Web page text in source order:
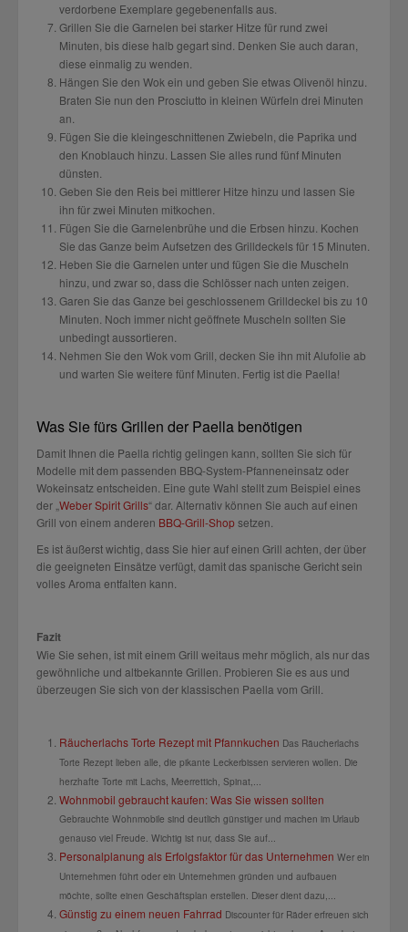
verdorbene Exemplare gegebenenfalls aus.
Grillen Sie die Garnelen bei starker Hitze für rund zwei
Minuten, bis diese halb gegart sind. Denken Sie auch daran,
diese einmalig zu wenden.
Hängen Sie den Wok ein und geben Sie etwas Olivenöl hinzu.
Braten Sie nun den Prosciutto in kleinen Würfeln drei Minuten
an.
Fügen Sie die kleingeschnittenen Zwiebeln, die Paprika und
den Knoblauch hinzu. Lassen Sie alles rund fünf Minuten
dünsten.
Geben Sie den Reis bei mittlerer Hitze hinzu und lassen Sie
ihn für zwei Minuten mitkochen.
Fügen Sie die Garnelenbrühe und die Erbsen hinzu. Kochen
Sie das Ganze beim Aufsetzen des Grilldeckels für 15 Minuten.
Heben Sie die Garnelen unter und fügen Sie die Muscheln
hinzu, und zwar so, dass die Schlösser nach unten zeigen.
Garen Sie das Ganze bei geschlossenem Grilldeckel bis zu 10
Minuten. Noch immer nicht geöffnete Muscheln sollten Sie
unbedingt aussortieren.
Nehmen Sie den Wok vom Grill, decken Sie ihn mit Alufolie ab
und warten Sie weitere fünf Minuten. Fertig ist die Paella!
Was Sie fürs Grillen der Paella benötigen
Damit Ihnen die Paella richtig gelingen kann, sollten Sie sich für
Modelle mit dem passenden BBQ-System-Pfanneneinsatz oder
Wokeinsatz entscheiden. Eine gute Wahl stellt zum Beispiel eines
der „ Weber Spirit Grills“ dar. Alternativ können Sie auch auf einen
Grill von einem anderen BBQ-Grill-Shopsetzen.
Es ist äußerst wichtig, dass Sie hier auf einen Grill achten, der über
die geeigneten Einsätze verfügt, damit das spanische Gericht sein
volles Aroma entfalten kann.
Fazit
Wie Sie sehen, ist mit einem Grill weitaus mehr möglich, als nur das
gewöhnliche und altbekannte Grillen. Probieren Sie es aus und
überzeugen Sie sich von der klassischen Paella vom Grill.
Räucherlachs Torte Rezept mit Pfannkuchen Das Räucherlachs
Torte Rezept lieben alle, die pikante Leckerbissen servieren wollen. Die
herzhafte Torte mit Lachs, Meerrettich, Spinat,...
Wohnmobil gebraucht kaufen: Was Sie wissen sollten
Gebrauchte Wohnmobile sind deutlich günstiger und machen im Urlaub
genauso viel Freude. Wichtig ist nur, dass Sie auf...
Personalplanung als Erfolgsfaktor für das Unternehmen Wer ein
Unternehmen führt oder ein Unternehmen gründen und aufbauen
möchte, sollte einen Geschäftsplan erstellen. Dieser dient dazu,...
Günstig zu einem neuen Fahrrad Discounter für Räder erfreuen sich